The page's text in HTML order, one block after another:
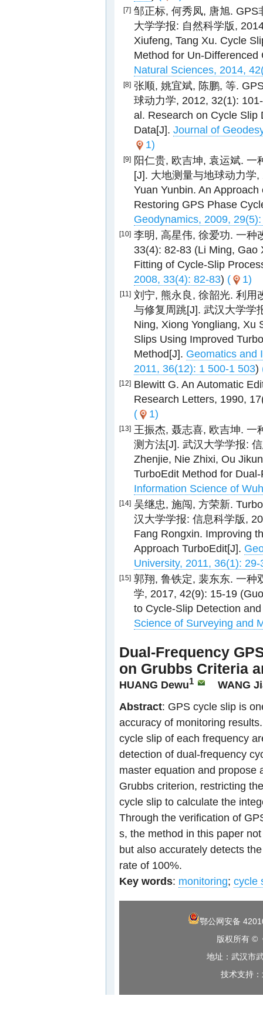
[7] 邹正标, 何秀凤, 唐旭.
大学学报: 自然科学版,
Xiufeng, Tang Xu. Cycle
Method for Un-
Natural Sciences, 2014,
[8] 张顺, 姚宜斌, 陈鹏, 等.
球动力学, 2012, 32(1):
al. Research on Cycle Slip
Data[J]. Journal of
1)
[9]
阳仁贵, 欧吉坤, 袁运斌.
[J]. 大地测量与地球动力学
Yuan Yunbin. An
Restoring GPS Phase
Geodynamics, 2009,
[10] 李明, 高星伟, 徐爱功. 一种
33(4): 82-83 (Li Ming, Gao
Fitting of Cycle-Slip
2008, 33(4): 82-83) ( 1)
[11] 刘宁, 熊永良, 徐韶光. 利用
与修复周跳[J]. 武汉大学学
Ning, Xiong Yongliang, Xu
Slips Using Improved
Method[J]. Geomatics and
2011, 36(12): 1 500-1 503)
[12] Blewitt G. An Automatic
Research Letters, 1990,
(
1)
[13] 王振杰, 聂志喜, 欧吉坤. 一
测方法[J]. 武汉大学学报:
Zhenjie, Nie Zhixi, Ou
TurboEdit Method for
Information Science of
[14] 吴继忠, 施闯, 方荣新.
汉大学学报: 信息科学版,
Fang Rongxin. Improving
Approach TurboEdit[J].
University, 2011, 36(1): 29-
[15] 郭翔, 鲁铁定, 裴东东. 一种
学, 2017, 42(9): 15-19
to Cycle-Slip Detection
Science of Surveying and
Dual-Frequency
on Grubbs Criteria
HUANG Dewu1
WANG
Abstract: GPS cycle slip is
accuracy of monitoring
cycle slip of each frequency
detection of dual-frequency
master equation and propose
Grubbs criterion, restricting
cycle slip to calculate the
Through the verification of
s, the method in this paper
but also accurately detects
rate of 100%.
Key words: monitoring; cycle